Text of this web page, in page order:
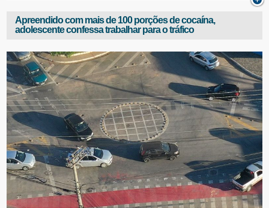
Apreendido com mais de 100 porções de cocaína,
adolescente confessa trabalhar para o tráfico